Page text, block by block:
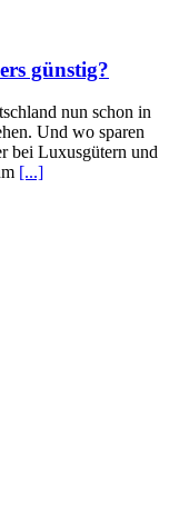
günstig?
nun schon in
Und wo sparen
bei Luxusgütern und
[...]